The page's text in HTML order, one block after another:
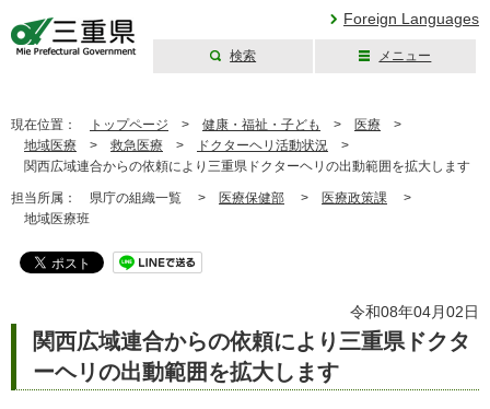
Foreign Languages
検索 メニュー
現在位置： トップページ > 健康・福祉・子ども > 医療 >
地域医療 > 救急医療 > ドクターヘリ活動状況 >
関西広域連合からの依頼により三重県ドクターヘリの出動範囲を拡大します
担当所属： 県庁の組織一覧 > 医療保健部 > 医療政策課 >
地域医療班
令和08年04月02日
関西広域連合からの依頼により三重県ドクタ
ーヘリの出動範囲を拡大します